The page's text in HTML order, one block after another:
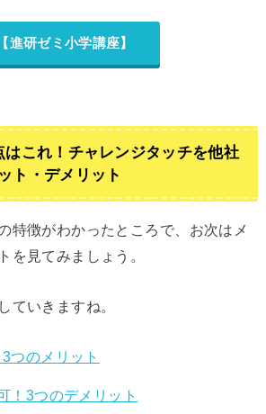
【進研ゼミ小学講座】
はこれ！チャレンジタッチを他社
ト・デメリット
特徴がわかったところで、お次はメ
を見てみましょう。
ていきますね。
つのメリット
！3つのデメリット